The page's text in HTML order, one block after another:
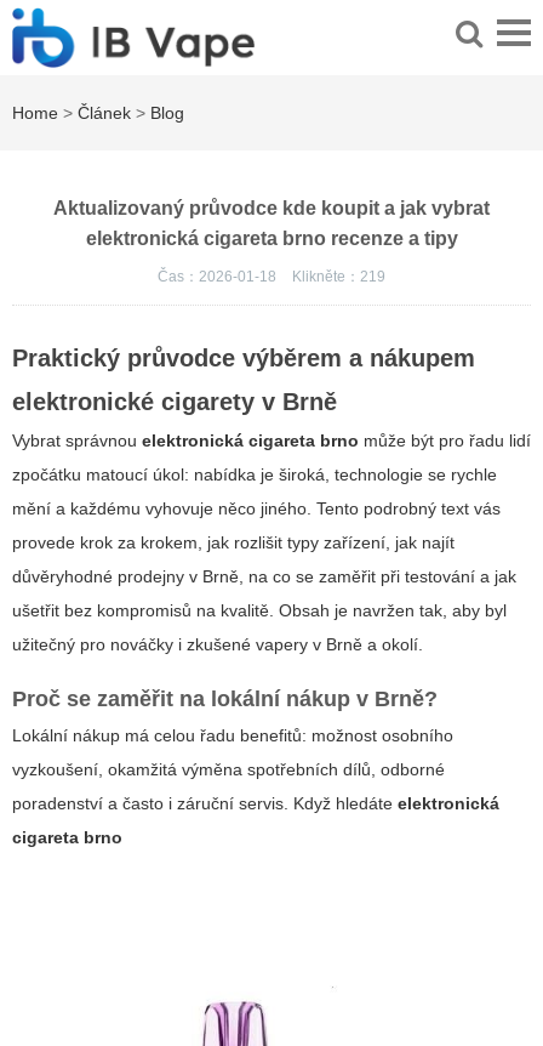
Home > Článek > Blog
Aktualizovaný průvodce kde koupit a jak vybrat
elektronická cigareta brno recenze a tipy
Čas：2026-01-18 Klikněte： 219
Praktický průvodce výběrem a nákupem
elektronické cigarety v Brně
Vybrat správnou elektronická cigareta brno může být pro řadu lidí
zpočátku matoucí úkol: nabídka je široká, technologie se rychle
mění a každému vyhovuje něco jiného. Tento podrobný text vás
provede krok za krokem, jak rozlišit typy zařízení, jak najít
důvěryhodné prodejny v Brně, na co se zaměřit při testování a jak
ušetřit bez kompromisů na kvalitě. Obsah je navržen tak, aby byl
užitečný pro nováčky i zkušené vapery v Brně a okolí.
Proč se zaměřit na lokální nákup v Brně?
Lokální nákup má celou řadu benefitů: možnost osobního
vyzkoušení, okamžitá výměna spotřebních dílů, odborné
poradenství a často i záruční servis. Když hledáte elektronická
cigareta brno